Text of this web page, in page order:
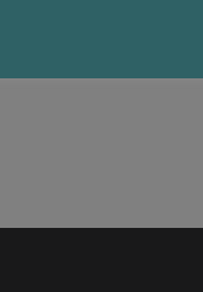
. OBS! Det er få